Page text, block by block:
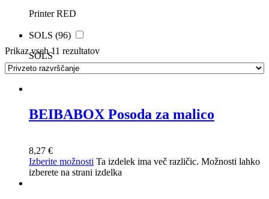
Printer RED
SOLS (96)
SOLS
Prikaz vseh 11 rezultatov
BEIBABOX Posoda za malico
8,27 €
Izberite možnosti Ta izdelek ima več različic. Možnosti lahko
izberete na strani izdelka